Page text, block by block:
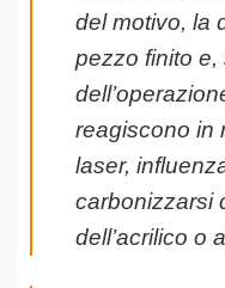
del motivo, la
pezzo finito e,
reagiscono in
laser,
carbonizzarsi
dell’acrilico o